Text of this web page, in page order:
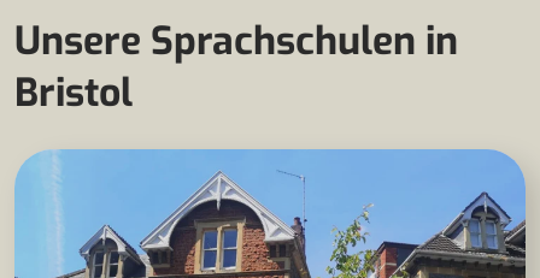
Unsere Sprachschulen in
Bristol